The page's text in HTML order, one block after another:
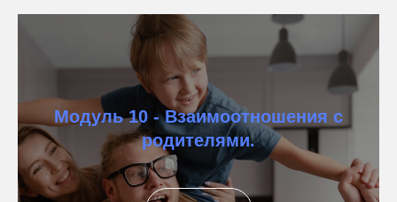
Модуль 10 - Взаимоотношения с
родителями.